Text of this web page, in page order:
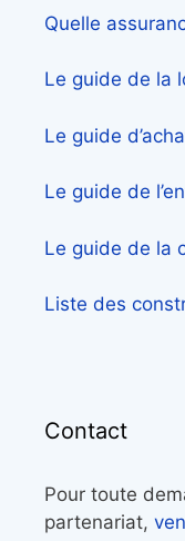
Quelle
Le guide de la
Le guide
Le guide de
Le guide de la
Liste des
Contact
Pour toute
partenariat,